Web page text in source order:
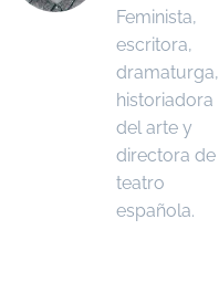
Feminista,
escritora,
dramaturga,
historiadora
del arte y
directora de
teatro
española.